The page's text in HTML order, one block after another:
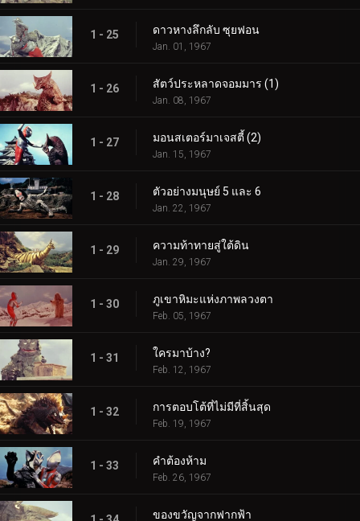
1 - 25 ดาวหางลึกลับ ซุยฟอน
Jan. 01, 1967
1 - 26 สัตว์ประหลาดจอมมาร (1)
Jan. 08, 1967
1 - 27 มอนสเตอร์มาเจสตี้ (2)
Jan. 15, 1967
1 - 28 ตัวอย่างมนุษย์ 5 และ 6
Jan. 22, 1967
1 - 29 ความท้าทายสู่ใต้ดิน
Jan. 29, 1967
1 - 30 ภูเขาหิมะแห่งภาพลวงตา
Feb. 05, 1967
1 - 31 ใครมาบ้าง?
Feb. 12, 1967
1 - 32 การตอบโต้ที่ไม่มีที่สิ้นสุด
Feb. 19, 1967
1 - 33 คำต้องห้าม
Feb. 26, 1967
ของขวัญจากฟากฟ้า